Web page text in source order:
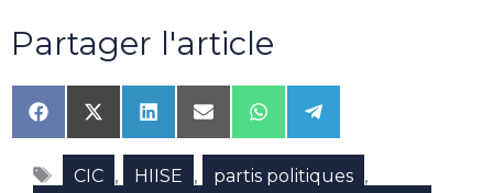
Partager l'article
Share
on
Facebook
Share
on
X
(Twitter)
Share
on
LinkedIn
Share
on
Email
Share
on
WhatsApp
Share
on
Telegram
Étiquettes
CIC , HIISE , partis politiques ,